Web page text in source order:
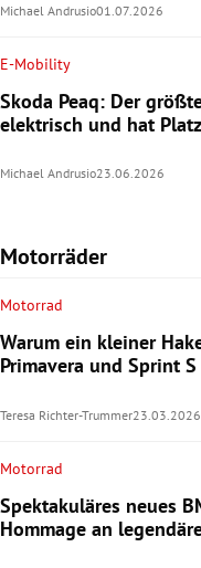
Michael Andrusio01.07.2026
E-Mobility
Skoda Peaq: Der
elektrisch und hat
Michael Andrusio23.06.2026
Motorräder
Motorrad
Warum ein kleiner
Primavera und Sprint
Teresa Richter-Trummer23.03.2026
Motorrad
Spektakuläres neues
Hommage an